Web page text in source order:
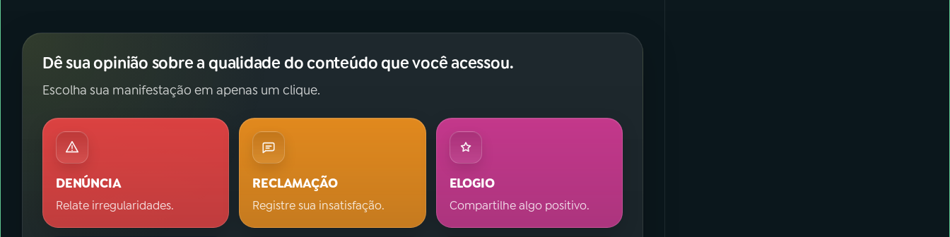
Dê sua opinião sobre a qualidade do conteúdo que você acessou.
Escolha sua manifestação em apenas um clique.
DENÚNCIA
Relate irregularidades.
RECLAMAÇÃO
Registre sua insatisfação.
ELOGIO
Compartilhe algo positivo.